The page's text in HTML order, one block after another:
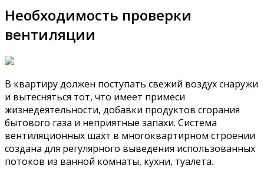
Необходимость проверки
вентиляции
В квартиру должен поступать свежий воздух снаружи
и вытесняться тот, что имеет примеси
жизнедеятельности, добавки продуктов сгорания
бытового газа и неприятные запахи. Система
вентиляционных шахт в многоквартирном строении
создана для регулярного выведения использованных
потоков из ванной комнаты, кухни, туалета.